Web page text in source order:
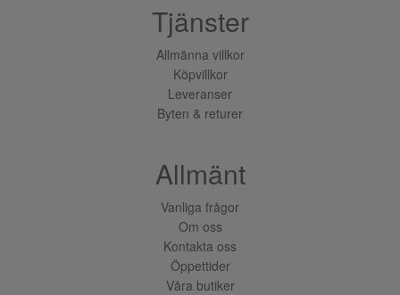
Tjänster
Allmänna villkor
Köpvillkor
Leveranser
Byten & returer
Allmänt
Vanliga frågor
Om oss
Kontakta oss
Öppettider
Våra butiker